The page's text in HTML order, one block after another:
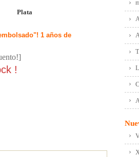
Plata
1 años de
!